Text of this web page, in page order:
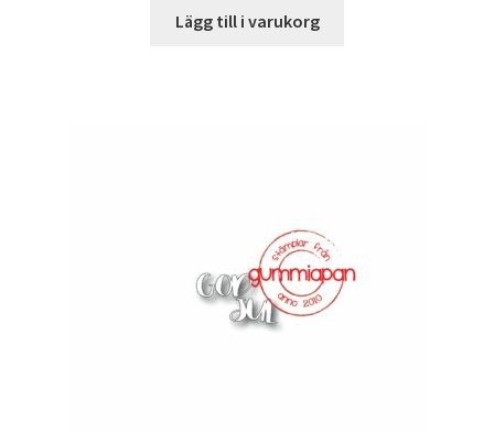
Lägg till i varukorg